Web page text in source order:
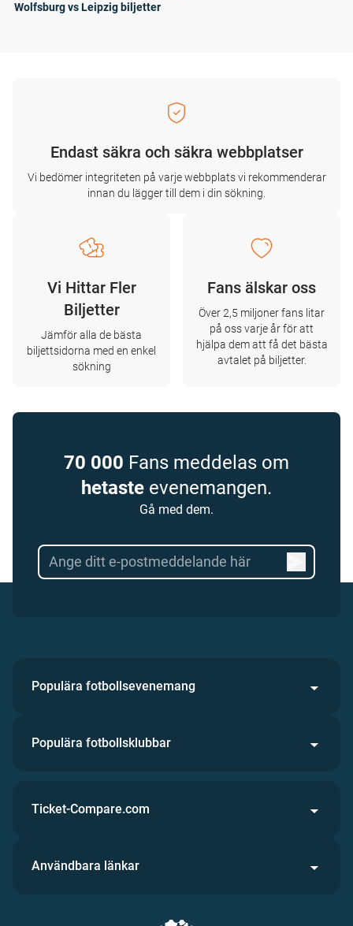
Wolfsburg vs Leipzig biljetter
Endast säkra och säkra webbplatser
Vi bedömer integriteten på varje webbplats vi rekommenderar
innan du lägger till dem i din sökning.
Vi Hittar Fler
Biljetter
Jämför alla de bästa
biljettsidorna med en enkel
sökning
Fans älskar oss
Över 2,5 miljoner fans litar
på oss varje år för att
hjälpa dem att få det bästa
avtalet på biljetter.
70 000 Fans meddelas om
hetaste evenemangen.
Gå med dem.
Populära fotbollsevenemang
Populära fotbollsklubbar
Ticket-Compare.com
Användbara länkar